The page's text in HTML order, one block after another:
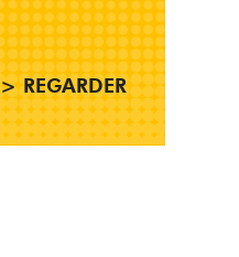
> REGARDER